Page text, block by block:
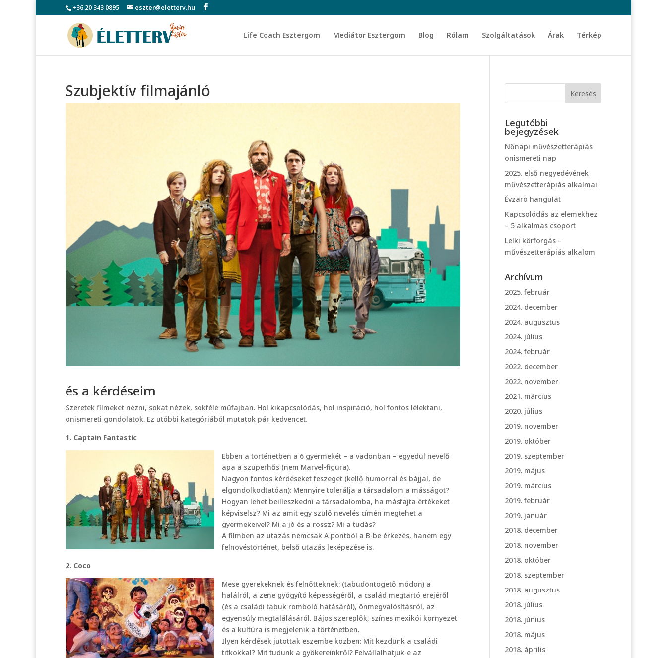
+36 20 343 0895 eszter@eletterv.hu
Life Coach Esztergom Mediátor Esztergom Blog Rólam Szolgáltatások Árak Térkép
Szubjektív filmajánló
és a kérdéseim
Szeretek filmeket nézni, sokat nézek, sokféle műfajban. Hol kikapcsolódás, hol inspiráció, hol fontos lélektani,
önismereti gondolatok. Ez utóbbi kategóriából mutatok pár kedvencet.
1. Captain Fantastic
Ebben a történetben a 6 gyermekét – a vadonban – egyedül nevelő
apa a szuperhős (nem Marvel-figura).
Nagyon fontos kérdéseket feszeget (kellő humorral és bájjal, de
elgondolkodtatóan): Mennyire tolerálja a társadalom a másságot?
Hogyan lehet beilleszkedni a társadalomba, ha másfajta értékeket
képviselsz? Mi az amit egy szülő nevelés címén megtehet a
gyermekeivel? Mi a jó és a rossz? Mi a tudás?
A filmben az utazás nemcsak A pontból a B-be érkezés, hanem egy
felnövéstörténet, belső utazás leképezése is.
2. Coco
Mese gyerekeknek és felnőtteknek: (tabudöntögető módon) a
halálról, a zene gyógyító képességéről, a család megtartó erejéről
(és a családi tabuk romboló hatásáról), önmegvalósításról, az
egyensúly megtalálásáról. Bájos szereplők, színes mexikói környezet
és a kultúra is megjelenik a történetben.
Ilyen kérdések jutottak eszembe közben: Mit kezdünk a családi
titkokkal? Mit tudunk a gyökereinkről? Felvállalhatjuk-e az
Legutóbbi
bejegyzések
Nőnapi művészetterápiás
önismereti nap
2025. első negyedévének
művészetterápiás alkalmai
Évzáró hangulat
Kapcsolódás az elemekhez
– 5 alkalmas csoport
Lelki körforgás –
művészetterápiás alkalom
Archívum
2025. február
2024. december
2024. augusztus
2024. július
2024. február
2022. december
2022. november
2021. március
2020. július
2019. november
2019. október
2019. szeptember
2019. május
2019. március
2019. február
2019. január
2018. december
2018. november
2018. október
2018. szeptember
2018. augusztus
2018. július
2018. június
2018. május
2018. április